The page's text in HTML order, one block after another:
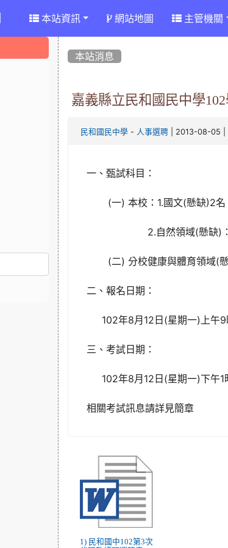
本站資訊 網站地圖 主管機關
本站消息
嘉義縣立民和國民中學
民和國民中學 - 人事選聘 | 2013-08-05 |
一、甄試科目：
(一) 本校：1.國文(懸缺)2名
2.自然領域(懸缺)：
(二) 分校健康與體育領域(懸
二、報名日期：
102年8月12日(星期一)上午9
三、考試日期：
102年8月12日(星期一)下午1
相關考試訊息請詳見簡章
1) 民和國中102第3次